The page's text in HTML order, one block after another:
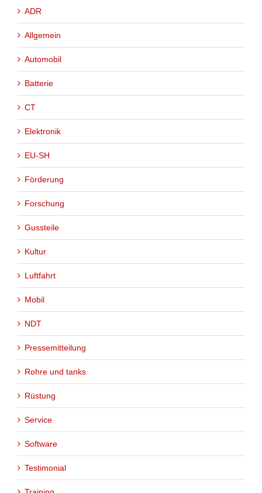
ADR
Allgemein
Automobil
Batterie
CT
Elektronik
EU-SH
Förderung
Forschung
Gussteile
Kultur
Luftfahrt
Mobil
NDT
Pressemitteilung
Rohre und tanks
Rüstung
Service
Software
Testimonial